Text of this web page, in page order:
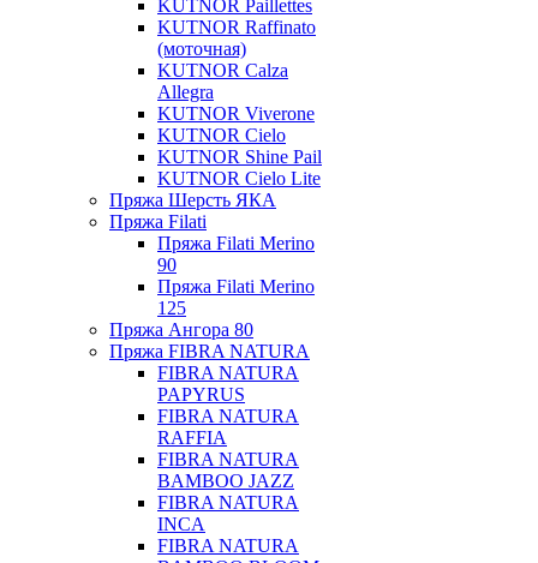
KUTNOR Paillettes
KUTNOR Raffinato
(моточная)
KUTNOR Calza
Allegra
KUTNOR Viverone
KUTNOR Cielo
KUTNOR Shine Pail
KUTNOR Cielo Lite
Пряжа Шерсть ЯКА
Пряжа Filati
Пряжа Filati Merino
90
Пряжа Filati Merino
125
Пряжа Ангора 80
Пряжа FIBRA NATURA
FIBRA NATURA
PAPYRUS
FIBRA NATURA
RAFFIA
FIBRA NATURA
BAMBOO JAZZ
FIBRA NATURA
INCA
FIBRA NATURA